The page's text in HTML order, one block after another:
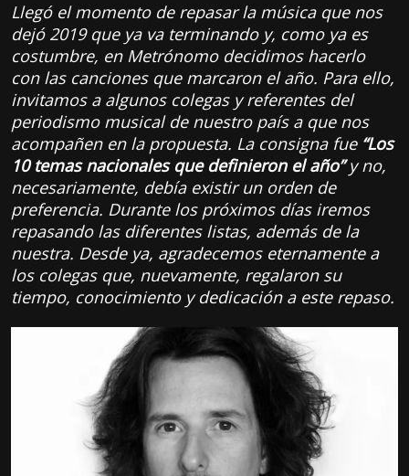
Llegó el momento de repasar la música que nos
dejó 2019 que ya va terminando y, como ya es
costumbre, en Metrónomo decidimos hacerlo
con las canciones que marcaron el año. Para ello,
invitamos a algunos colegas y referentes del
periodismo musical de nuestro país a que nos
acompañen en la propuesta. La consigna fue “Los
10 temas nacionales que definieron el año”y no,
necesariamente, debía existir un orden de
preferencia. Durante los próximos días iremos
repasando las diferentes listas, además de la
nuestra. Desde ya, agradecemos eternamente a
los colegas que, nuevamente, regalaron su
tiempo, conocimiento y dedicación a este repaso.